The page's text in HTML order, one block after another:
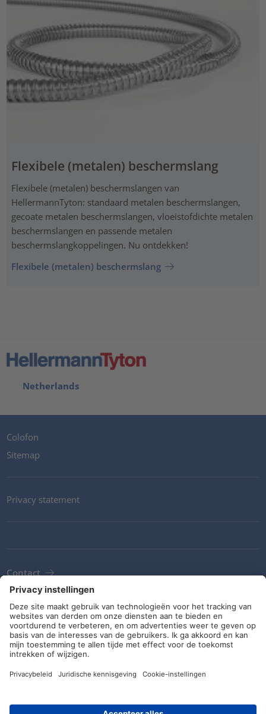
Flexibele (metalen) beschermslang
Flexibele (metalen) beschermslangen van
HellermannTyton: standaard metalen beschermslangen,
gecoate metalen beschermslangen, vloeistofdichte metalen
beschermslangen en passende metalen
beschermslangkoppelingen. Nu ontdekken!
Flexibele (metalen) beschermslang
Netherlands
Colofon
Sitemap
Privacy statement
Contact
Newsletter
ALV
Richtlijnen en verplichtingen
Sociale media